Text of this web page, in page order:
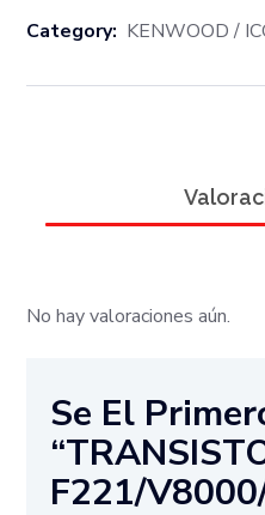
Category: KENWOOD /
No hay valoraciones aún.
Se El
F221/